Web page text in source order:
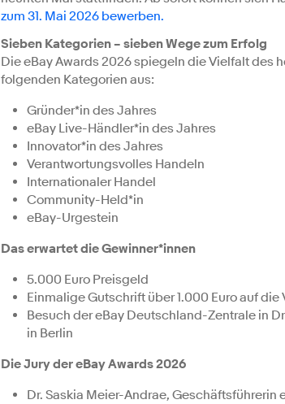
zum 31. Mai 2026 bewerben.
Sieben Kategorien – sieben Wege zum Erfolg
Die eBay Awards 2026 spiegeln die Vielfalt des
folgenden Kategorien aus:
Gründer*in des Jahres
eBay Live-Händler*in des Jahres
Innovator*in des Jahres
Verantwortungsvolles Handeln
Internationaler Handel
Community-Held*in
eBay-Urgestein
Das erwartet die Gewinner*innen
5.000 Euro Preisgeld
Einmalige Gutschrift über 1.000 Euro auf die
Besuch der eBay Deutschland-Zentrale in
in Berlin
Die Jury der eBay Awards 2026
Dr. Saskia Meier-Andrae, Geschäftsführerin